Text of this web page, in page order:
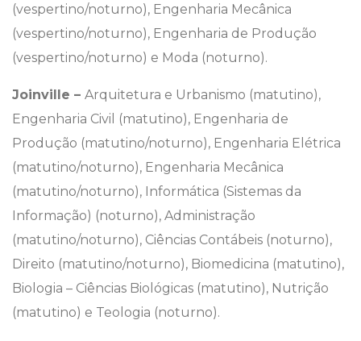
(vespertino/noturno), Engenharia Mecânica
(vespertino/noturno), Engenharia de Produção
(vespertino/noturno) e Moda (noturno).
Joinville – Arquitetura e Urbanismo (matutino),
Engenharia Civil (matutino), Engenharia de
Produção (matutino/noturno), Engenharia Elétrica
(matutino/noturno), Engenharia Mecânica
(matutino/noturno), Informática (Sistemas da
Informação) (noturno), Administração
(matutino/noturno), Ciências Contábeis (noturno),
Direito (matutino/noturno), Biomedicina (matutino),
Biologia – Ciências Biológicas (matutino), Nutrição
(matutino) e Teologia (noturno).